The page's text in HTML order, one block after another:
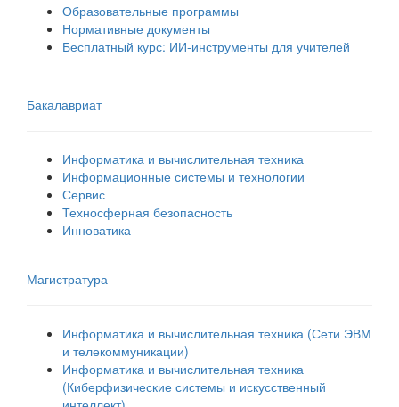
Образовательные программы
Нормативные документы
Бесплатный курс: ИИ‑инструменты для учителей
Бакалавриат
Информатика и вычислительная техника
Информационные системы и технологии
Сервис
Техносферная безопасность
Инноватика
Магистратура
Информатика и вычислительная техника (Сети ЭВМ
и телекоммуникации)
Информатика и вычислительная техника
(Киберфизические системы и искусственный